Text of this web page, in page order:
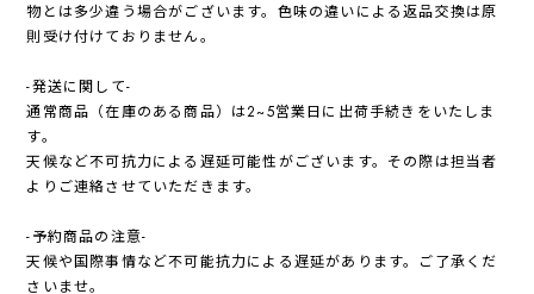
物とは多少違う場合がございます。色味の違いによる返品交換は原
則受け付けておりません。
-発送に関して-
通常商品（在庫のある商品）は2~5営業日に出荷手続きをいたしま
す。
天候など不可抗力による遅延可能性がございます。その際は担当者
よりご連絡させていただきます。
-予約商品の注意-
天候や国際事情など不可能抗力による遅延があります。ご了承くだ
さいませ。